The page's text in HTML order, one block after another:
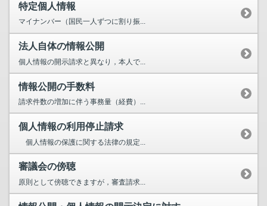
特定個人情報
マイナンバー（国民一人ずつに割り振...
法人自体の情報公開
個人情報の開示請求と異なり，本人で...
情報公開の手数料
請求件数の増加に伴う事務量（経費）...
個人情報の利用停止請求
個人情報の保護に関する法律の規定...
審議会の傍聴
原則として傍聴できますが，審査請求...